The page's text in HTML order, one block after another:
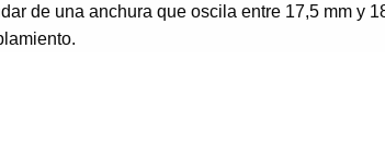
de una anchura que oscila entre 17,5 mm y